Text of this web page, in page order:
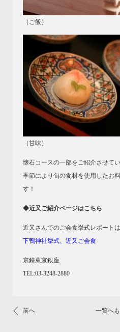
（ご飯）
（甘味）
懐石コースの一部をご紹介させてい
季節により旬の食材を使用したお
す！
◆近又ご紹介ページはこちら
近又さんでのご会食挙式レポート
下鴨神社挙式、近又ご会食
京鐘東京銀座
TEL:03-3248-2880
前へ 一覧へ